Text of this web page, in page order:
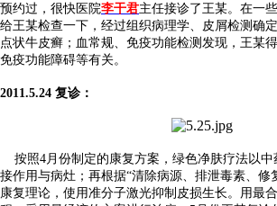
预约过，很快医院李干君主任接诊了王某。在一
给王某检查一下，经过组织病理学、皮屑检测确
点状牛皮癣；血常规、免疫功能检测发现，王某
免疫功能障碍等有关。
2011.5.24 复诊：
按照4月份制定的康复方案，绿色净肤疗法以中
接作用与病灶；再根据“清除病源、排泄毒素、修
康复理论，使用准分子激光抑制皮损生长。用最